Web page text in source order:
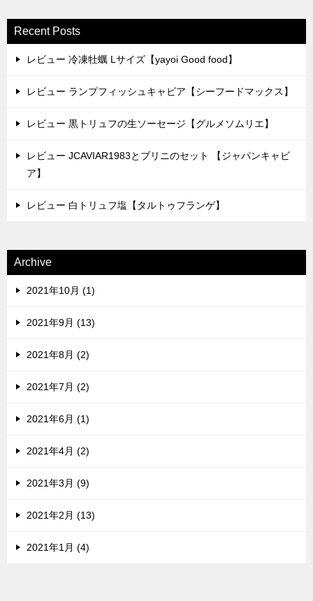
Recent Posts
レビュー 冷凍牡蠣 Lサイズ【yayoi Good food】
レビュー ランプフィッシュキャビア【シーフードマックス】
レビュー 黒トリュフの生ソーセージ【グルメソムリエ】
レビュー JCAVIAR1983とブリニのセット 【ジャパンキャビ
ア】
レビュー 白トリュフ塩【タルトゥフランゲ】
Archive
2021年10月 (1)
2021年9月 (13)
2021年8月 (2)
2021年7月 (2)
2021年6月 (1)
2021年4月 (2)
2021年3月 (9)
2021年2月 (13)
2021年1月 (4)